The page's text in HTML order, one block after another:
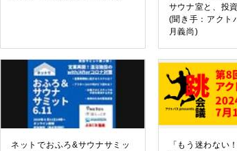
サウナ室と、投
(聞き手：アクト
月義尚)
ネットでおふろ&サウナサミッ
「もう迷わない